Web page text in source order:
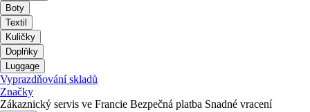
Boty
Textil
Kuličky
Doplňky
Luggage
Vyprazdňování skladů
Značky
Zákaznický servis ve Francie Bezpečná platba Snadné vracení